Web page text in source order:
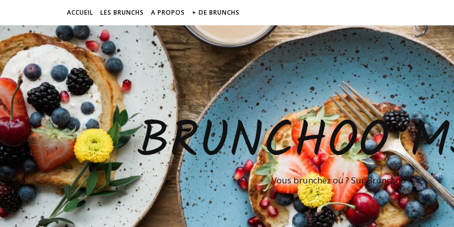
ACCUEIL LES BRUNCHS A PROPOS + DE BRUNCHS
BRUNCHOO
Vous brunchez où ? Sur Brunchoo !